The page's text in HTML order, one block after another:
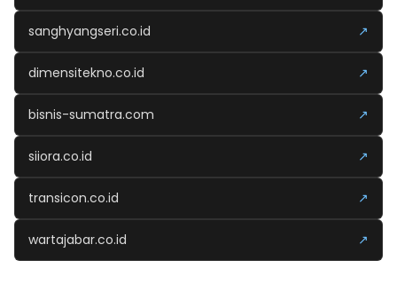
sanghyangseri.co.id ↗
dimensitekno.co.id ↗
bisnis-sumatra.com ↗
siiora.co.id ↗
transicon.co.id ↗
wartajabar.co.id ↗